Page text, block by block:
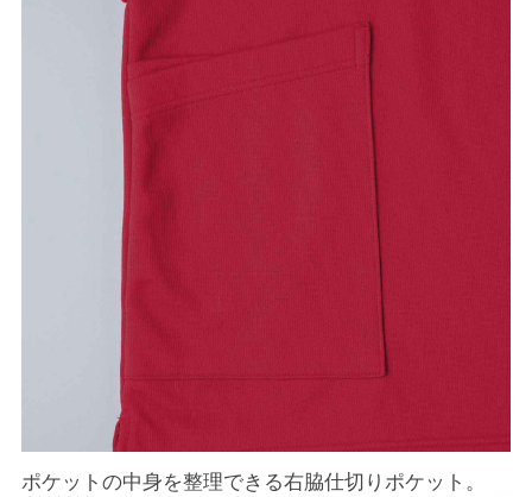
ポケットの中身を整理できる右脇仕切りポケット。